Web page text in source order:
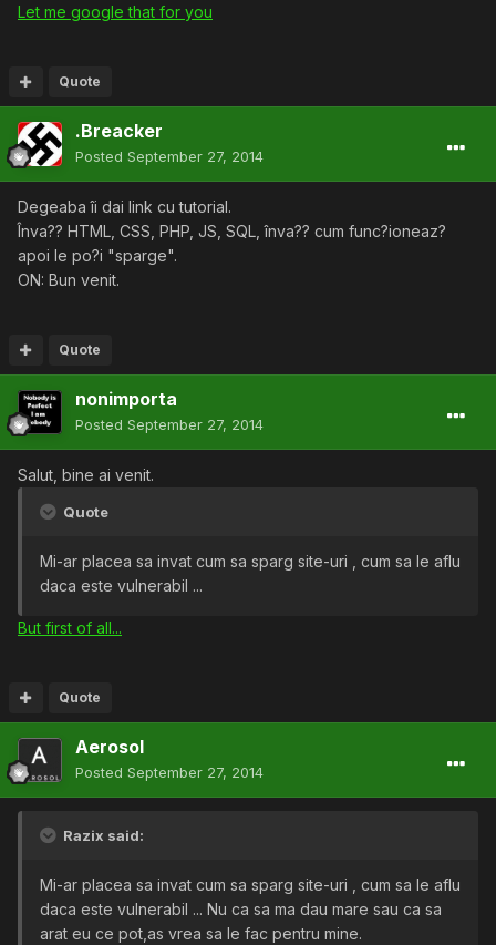
Let me google that for you
Quote
.Breacker
Posted September 27, 2014
Degeaba îi dai link cu tutorial.
Înva?? HTML, CSS, PHP, JS, SQL, înva?? cum func?ioneaz?
apoi le po?i "sparge".
ON: Bun venit.
Quote
nonimporta
Posted September 27, 2014
Salut, bine ai venit.
Quote
Mi-ar placea sa invat cum sa sparg site-uri , cum sa le aflu
daca este vulnerabil ...
But first of all...
Quote
Aerosol
Posted September 27, 2014
Razix said:
Mi-ar placea sa invat cum sa sparg site-uri , cum sa le aflu
daca este vulnerabil ... Nu ca sa ma dau mare sau ca sa
arat eu ce pot,as vrea sa le fac pentru mine.